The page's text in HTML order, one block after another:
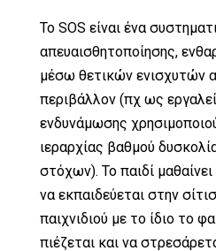
Το SOS είναι ένα
απευαισθητοποίησης,
μέσω θετικών ενισχυτών
περιβάλλον (πχ ως
ενδυνάμωσης
ιεραρχίας βαθμού
στόχων). Το παιδί μαθαίνει
να εκπαιδεύεται στην
παιχνιδιού με το ίδιο το
πιέζεται και να